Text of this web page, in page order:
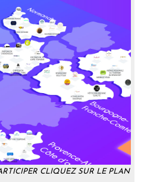
CLIQUEZ SUR LE PLAN